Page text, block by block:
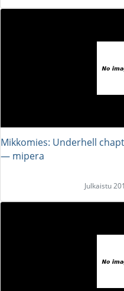
Mikkomies: Underhell
― mipera
Julkaistu